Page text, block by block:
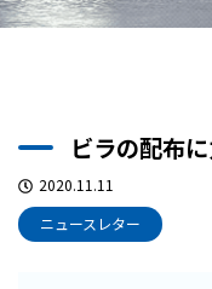
ビラの配布
2020.11.11
ニュースレター